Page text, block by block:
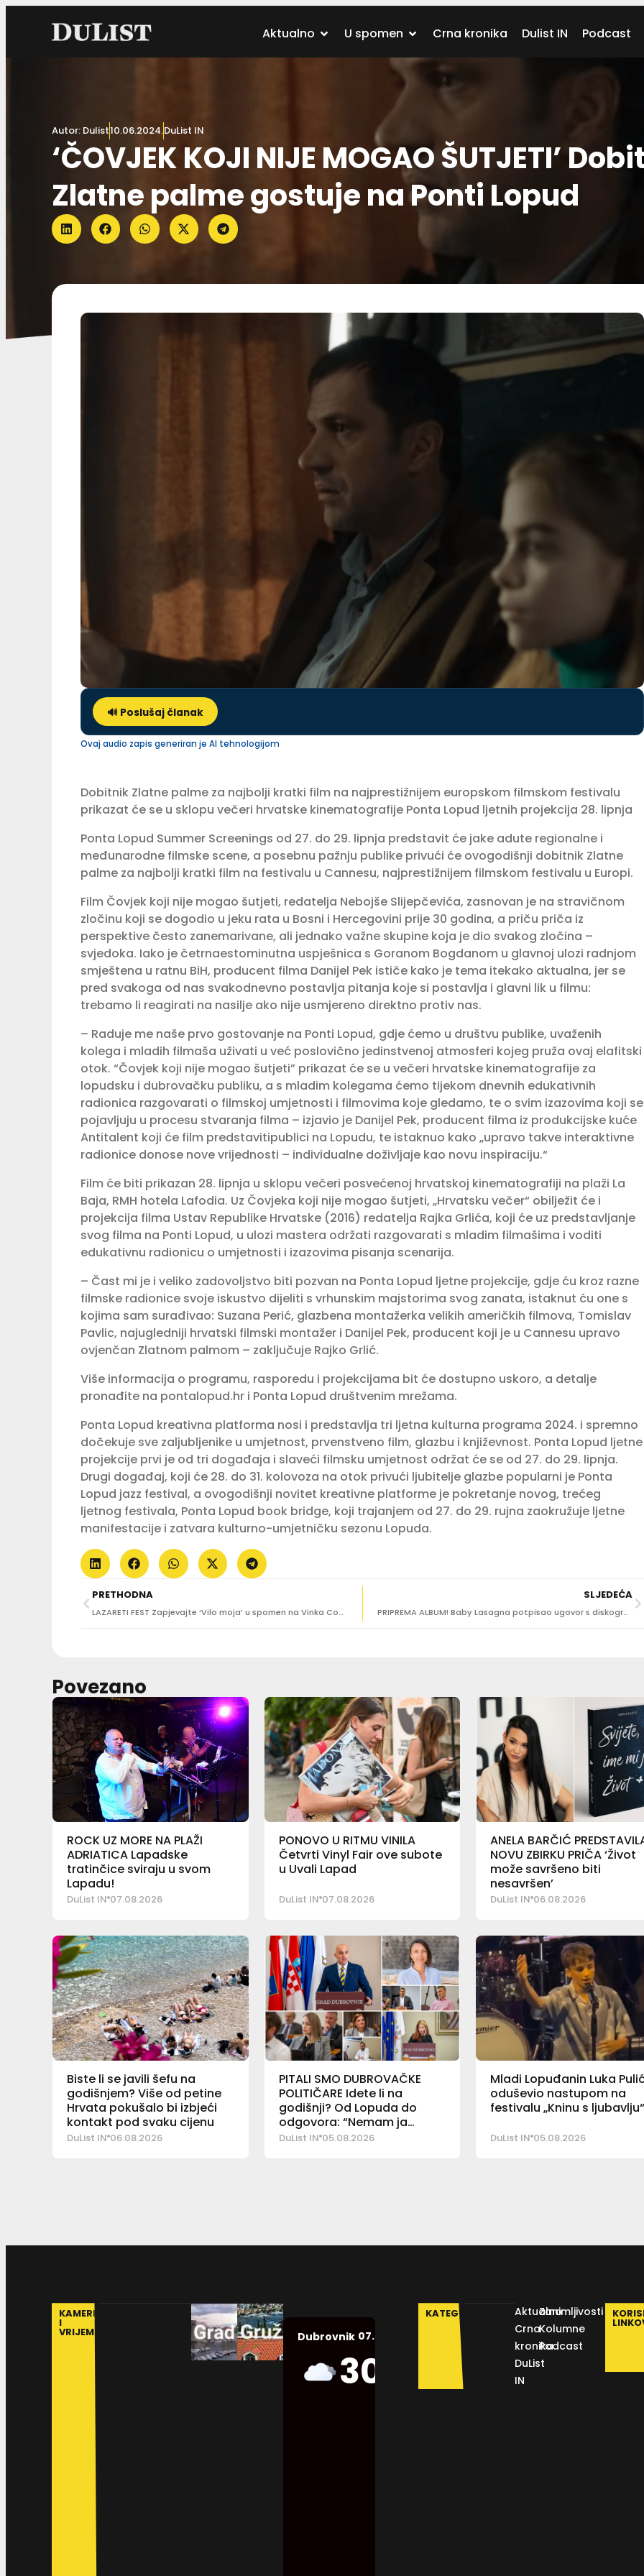
Aktualno U spomen Crna kronika Dulist IN Podcast
Autor: Dulist10.06.2024.DuList IN
‘ČOVJEK KOJI NIJE MOGAO ŠUTJETI’
Zlatne palme gostuje na Ponti Lopud
🔊 Poslušaj članak
Ovaj audio zapis generiran je AI tehnologijom
Dobitnik Zlatne palme za najbolji kratki film na najprestižnijem europskom filmskom festivalu
prikazat će se u sklopu večeri hrvatske kinematografije Ponta Lopud ljetnih projekcija 28. lipnja
Ponta Lopud Summer Screenings od 27. do 29. lipnja predstavit će jake adute regionalne i
međunarodne filmske scene, a posebnu pažnju publike privući će ovogodišnji dobitnik Zlatne
palme za najbolji kratki film na festivalu u Cannesu, najprestižnijem filmskom festivalu u Europi.
Film Čovjek koji nije mogao šutjeti, redatelja Nebojše Slijepčevića, zasnovan je na stravičnom
zločinu koji se dogodio u jeku rata u Bosni i Hercegovini prije 30 godina, a priču priča iz
perspektive često zanemarivane, ali jednako važne skupine koja je dio svakog zločina –
svjedoka. Iako je četrnaestominutna uspješnica s Goranom Bogdanom u glavnoj ulozi radnjom
smještena u ratnu BiH, producent filma Danijel Pek ističe kako je tema itekako aktualna, jer se
pred svakoga od nas svakodnevno postavlja pitanja koje si postavlja i glavni lik u filmu:
trebamo li reagirati na nasilje ako nije usmjereno direktno protiv nas.
– Raduje me naše prvo gostovanje na Ponti Lopud, gdje ćemo u društvu publike, uvaženih
kolega i mladih filmaša uživati u već poslovično jedinstvenoj atmosferi kojeg pruža ovaj elafitski
otok. “Čovjek koji nije mogao šutjeti” prikazat će se u večeri hrvatske kinematografije za
lopudsku i dubrovačku publiku, a s mladim kolegama ćemo tijekom dnevnih edukativnih
radionica razgovarati o filmskoj umjetnosti i filmovima koje gledamo, te o svim izazovima koji se
pojavljuju u procesu stvaranja filma – izjavio je Danijel Pek, producent filma iz produkcijske kuće
Antitalent koji će film predstavitipublici na Lopudu, te istaknuo kako „upravo takve interaktivne
radionice donose nove vrijednosti – individualne doživljaje kao novu inspiraciju.“
Film će biti prikazan 28. lipnja u sklopu večeri posvećenoj hrvatskoj kinematografiji na plaži La
Baja, RMH hotela Lafodia. Uz Čovjeka koji nije mogao šutjeti, „Hrvatsku večer“ obilježit će i
projekcija filma Ustav Republike Hrvatske (2016) redatelja Rajka Grlića, koji će uz predstavljanje
svog filma na Ponti Lopud, u ulozi mastera održati razgovarati s mladim filmašima i voditi
edukativnu radionicu o umjetnosti i izazovima pisanja scenarija.
– Čast mi je i veliko zadovoljstvo biti pozvan na Ponta Lopud ljetne projekcije, gdje ću kroz razne
filmske radionice svoje iskustvo dijeliti s vrhunskim majstorima svog zanata, istaknut ću one s
kojima sam surađivao: Suzana Perić, glazbena montažerka velikih američkih filmova, Tomislav
Pavlic, najugledniji hrvatski filmski montažer i Danijel Pek, producent koji je u Cannesu upravo
ovjenčan Zlatnom palmom – zaključuje Rajko Grlić.
Više informacija o programu, rasporedu i projekcijama bit će dostupno uskoro, a detalje
pronađite na pontalopud.hr i Ponta Lopud društvenim mrežama.
Ponta Lopud kreativna platforma nosi i predstavlja tri ljetna kulturna programa 2024. i spremno
dočekuje sve zaljubljenike u umjetnost, prvenstveno film, glazbu i književnost. Ponta Lopud ljetne
projekcije prvi je od tri događaja i slaveći filmsku umjetnost održat će se od 27. do 29. lipnja.
Drugi događaj, koji će 28. do 31. kolovoza na otok privući ljubitelje glazbe popularni je Ponta
Lopud jazz festival, a ovogodišnji novitet kreativne platforme je pokretanje novog, trećeg
ljetnog festivala, Ponta Lopud book bridge, koji trajanjem od 27. do 29. rujna zaokružuje ljetne
manifestacije i zatvara kulturno-umjetničku sezonu Lopuda.
PRETHODNA
LAZARETI FEST Zapjevajte ‘Vilo moja’ u spomen na Vinka Cocu
SLJEDEĆA
PRIPREMA ALBUM! Baby Lasagna potpisao ugovor s diskografskom grupom
Povezano
ROCK UZ MORE NA PLAŽI
ADRIATICA Lapadske
tratinčice sviraju u svom
Lapadu!
DuList IN 07.08.2026
PONOVO U RITMU VINILA
Četvrti Vinyl Fair ove subote
u Uvali Lapad
DuList IN 07.08.2026
ANELA BARČIĆ
NOVU ZBIRKU PRIČA ‘Život
može savršeno biti
nesavršen’
DuList IN 06.08.2026
Biste li se javili šefu na
godišnjem? Više od petine
Hrvata pokušalo bi izbjeći
kontakt pod svaku cijenu
DuList IN 06.08.2026
PITALI SMO DUBROVAČKE
POLITIČARE Idete li na
godišnji? Od Lopuda do
odgovora: “Nemam ja
godišnjeg”
DuList IN 05.08.2026
Mladi Lopuđanin Luka
oduševio nastupom na
festivalu „Kninu s
DuList IN 05.08.2026
KAMERE
I
VRIJEME Dubrovnik 07.08.2026.
30
Humidity:
KATEGORIJE
Aktualno
Crna
kronika
DuList
IN
Zanimljivosti
Kolumne
Podcast